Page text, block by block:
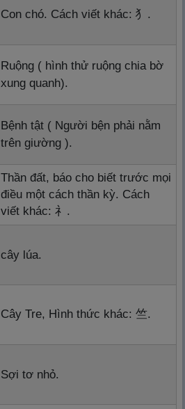
Con chó. Cách viết khác: 犭 .
Ruộng ( hình thử ruộng chia bờ
xung quanh).
Bệnh tật ( Người bện phải nằm
trên giường ).
Thần đất, báo cho biết trước mọi
điều một cách thần kỳ. Cách
viết khác: 礻 .
cây lúa.
Cây Tre, Hình thức khác: 竺
Nghĩa: Thiên trúc [天竺] nước
.
Sợi tơ nhỏ.